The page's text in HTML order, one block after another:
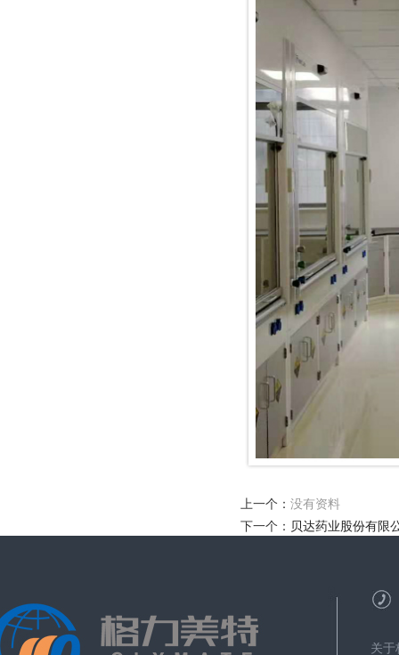
上一个： 没有资料
下一个： 贝达药业股份有限
关于